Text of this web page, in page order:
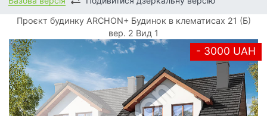
Проєкт будинку ARCHON+ Будинок в клематисах 21 (Б)
вер. 2 Вид 1
- 3000 UAH